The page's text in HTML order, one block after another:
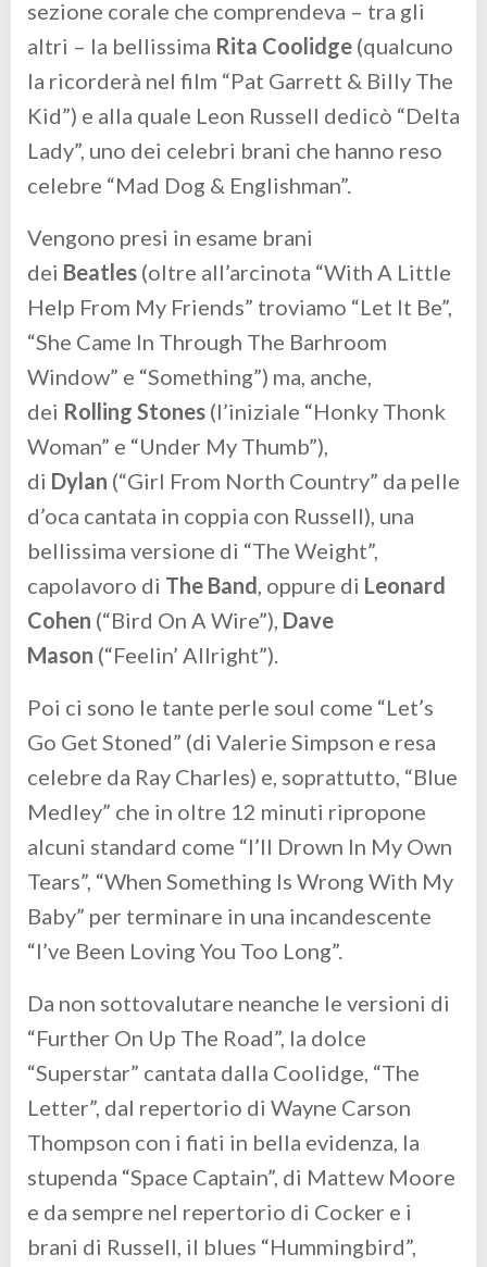
sezione corale che comprendeva – tra gli
altri – la bellissima Rita Coolidge (qualcuno
la ricorderà nel film “Pat Garrett & Billy The
Kid”) e alla quale Leon Russell dedicò “Delta
Lady”, uno dei celebri brani che hanno reso
celebre “Mad Dog & Englishman”.
Vengono presi in esame brani
dei Beatles (oltre all’arcinota “With A Little
Help From My Friends” troviamo “Let It Be”,
“She Came In Through The Barhroom
Window” e “Something”) ma, anche,
dei Rolling Stones (l’iniziale “Honky Thonk
Woman” e “Under My Thumb”),
di Dylan (“Girl From North Country” da pelle
d’oca cantata in coppia con Russell), una
bellissima versione di “The Weight”,
capolavoro di The Band, oppure di Leonard
Cohen (“Bird On A Wire”), Dave
Mason (“Feelin’ Allright”).
Poi ci sono le tante perle soul come “Let’s
Go Get Stoned” (di Valerie Simpson e resa
celebre da Ray Charles) e, soprattutto, “Blue
Medley” che in oltre 12 minuti ripropone
alcuni standard come “I’ll Drown In My Own
Tears”, “When Something Is Wrong With My
Baby” per terminare in una incandescente
“I’ve Been Loving You Too Long”.
Da non sottovalutare neanche le versioni di
“Further On Up The Road”, la dolce
“Superstar” cantata dalla Coolidge, “The
Letter”, dal repertorio di Wayne Carson
Thompson con i fiati in bella evidenza, la
stupenda “Space Captain”, di Mattew Moore
e da sempre nel repertorio di Cocker e i
brani di Russell, il blues “Hummingbird”,